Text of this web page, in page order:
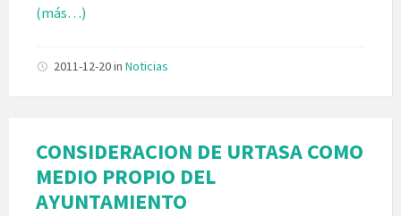
(más…)
2011-12-20in Noticias
CONSIDERACION DE URTASA COMO
MEDIO PROPIO DEL
AYUNTAMIENTO